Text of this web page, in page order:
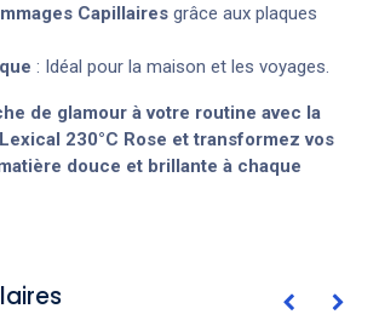
Capillaires grâce aux plaques
: Idéal pour la maison et les voyages.
de glamour à votre routine avec la
230°C Rose et transformez vos
douce et brillante à chaque